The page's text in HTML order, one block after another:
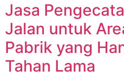
Jasa
Jalan untuk
Pabrik yang
Tahan Lama